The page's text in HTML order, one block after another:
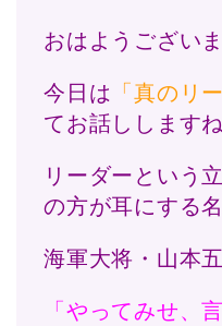
おはようござい
今日は 「真のリ
てお話ししますね
リーダーという
の方が耳にする
海軍大将・山本
「やってみせ、